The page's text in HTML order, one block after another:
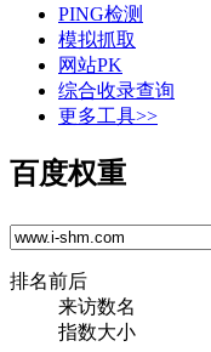
PING检测
模拟抓取
网站PK
综合收录查询
更多工具>>
百度权重
排名前后
来访数名
指数大小